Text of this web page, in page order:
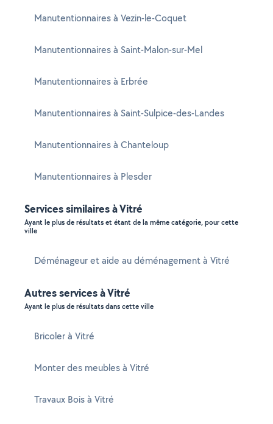
Manutentionnaires à Vezin-le-Coquet
Manutentionnaires à Saint-Malon-sur-Mel
Manutentionnaires à Erbrée
Manutentionnaires à Saint-Sulpice-des-Landes
Manutentionnaires à Chanteloup
Manutentionnaires à Plesder
Services similaires à Vitré
Ayant le plus de résultats et étant de la même catégorie, pour cette
ville
Déménageur et aide au déménagement à Vitré
Autres services à Vitré
Ayant le plus de résultats dans cette ville
Bricoler à Vitré
Monter des meubles à Vitré
Travaux Bois à Vitré